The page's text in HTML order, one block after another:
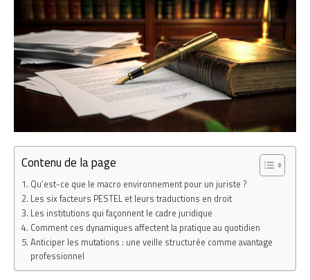
Contenu de la page
Qu’est-ce que le macro environnement pour un juriste ?
Les six facteurs PESTEL et leurs traductions en droit
Les institutions qui façonnent le cadre juridique
Comment ces dynamiques affectent la pratique au quotidien
Anticiper les mutations : une veille structurée comme avantage
professionnel